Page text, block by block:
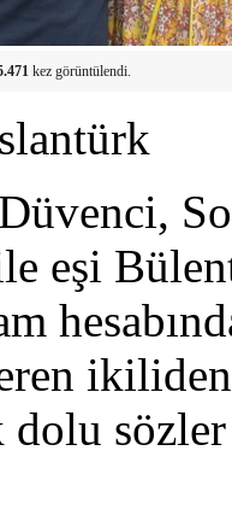
kez görüntülendi.
eşi
dolu